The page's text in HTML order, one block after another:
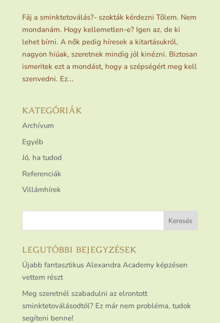
Fáj a sminktetoválás?- szokták kérdezni Tőlem. Nem
mondanám. Hogy kellemetlen-e? Igen az, de ki
lehet bírni. A nők pedig híresek a kitartásukról,
nagyon hiúak, szeretnek mindig jól kinézni. Biztosan
ismeritek ezt a mondást, hogy a szépségért meg kell
szenvedni. Ez...
KATEGÓRIÁK
Archívum
Egyéb
Jó, ha tudod
Referenciák
Villámhírek
LEGUTÓBBI BEJEGYZÉSEK
Újabb fantasztikus Alexandra Academy képzésen
vettem részt
Meg szeretnél szabadulni az elrontott
sminktetoválásodtól? Ez már nem probléma, tudok
segíteni benne!